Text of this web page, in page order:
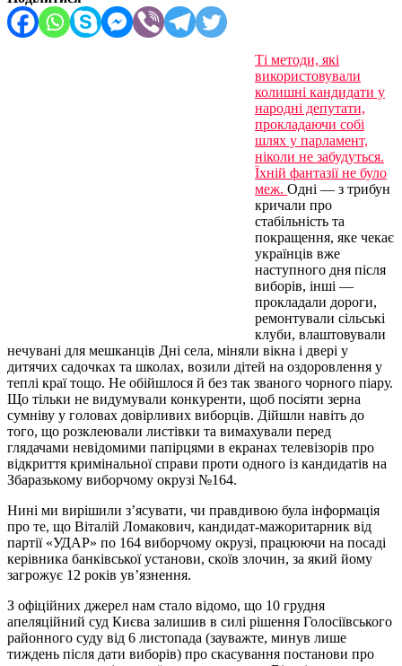
Ті методи, які
використовували
колишні кандидати у
народні депутати,
прокладаючи собі
шлях у парламент,
ніколи не забудуться.
Їхній фантазії не було
меж. Одні — з трибун
кричали про
стабільність та
покращення, яке чекає
українців вже
наступного дня після
виборів, інші —
прокладали дороги,
ремонтували сільські
клуби, влаштовували
нечувані для мешканців Дні села, міняли вікна і двері у
дитячих садочках та школах, возили дітей на оздоровлення у
теплі краї тощо. Не обійшлося й без так званого чорного піару.
Що тільки не видумували конкуренти, щоб посіяти зерна
сумніву у головах довірливих виборців. Дійшли навіть до
того, що розклеювали листівки та вимахували перед
глядачами невідомими папірцями в екранах телевізорів про
відкриття кримінальної справи проти одного із кандидатів на
Збаразькому виборчому окрузі №164.
Нині ми вирішили з’ясувати, чи правдивою була інформація
про те, що Віталій Ломакович, кандидат-мажоритарник від
партії «УДАР» по 164 виборчому окрузі, працюючи на посаді
керівника банківської установи, скоїв злочин, за який йому
загрожує 12 років ув’язнення.
З офіційних джерел нам стало відомо, що 10 грудня
апеляційний суд Києва залишив в силі рішення Голосіївського
районного суду від 6 листопада (зауважте, минув лише
тиждень після дати виборів) про скасування постанови про